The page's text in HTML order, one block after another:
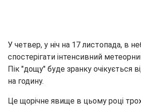
У четвер, у ніч на 17 листопада, в
спостерігати інтенсивний
Пік "дощу" буде зранку очікується
на годину.
Це щорічне явище в цьому році